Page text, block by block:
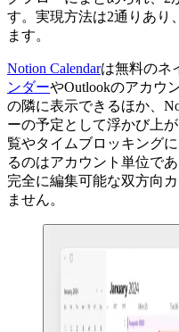
す。実現方法は2通りあり
ます。
Notion Calendarは無料のネ
ンダーやOutlookのアカウ
の隣に表示できるほか、
ーの予定として浮かび上
覧やタイムブロッキング
るのはアカウント単位で
完全に編集可能な双方向
ません。